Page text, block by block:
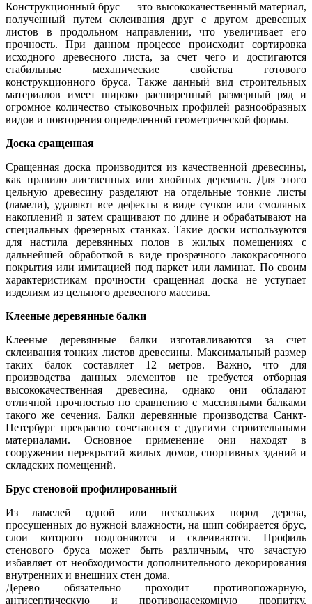
Конструкционный брус — это высококачественный материал,
полученный путем склеивания друг с другом древесных
листов в продольном направлении, что увеличивает его
прочность. При данном процессе происходит сортировка
исходного древесного листа, за счет чего и достигаются
стабильные механические свойства готового
конструкционного бруса. Также данный вид строительных
материалов имеет широко расширенный размерный ряд и
огромное количество стыковочных профилей разнообразных
видов и повторения определенной геометрической формы.
Доска сращенная
Сращенная доска производится из качественной древесины,
как правило лиственных или хвойных деревьев. Для этого
цельную древесину разделяют на отдельные тонкие листы
(ламели), удаляют все дефекты в виде сучков или смоляных
накоплений и затем сращивают по длине и обрабатывают на
специальных фрезерных станках. Такие доски используются
для настила деревянных полов в жилых помещениях с
дальнейшей обработкой в виде прозрачного лакокрасочного
покрытия или имитацией под паркет или ламинат. По своим
характеристикам прочности сращенная доска не уступает
изделиям из цельного древесного массива.
Клееные деревянные балки
Клееные деревянные балки изготавливаются за счет
склеивания тонких листов древесины. Максимальный размер
таких балок составляет 12 метров. Важно, что для
производства данных элементов не требуется отборная
высококачественная древесина, однако они обладают
отличной прочностью по сравнению с массивными балками
такого же сечения. Балки деревянные производства Санкт-
Петербург прекрасно сочетаются с другими строительными
материалами. Основное применение они находят в
сооружении перекрытий жилых домов, спортивных зданий и
складских помещений.
Брус стеновой профилированный
Из ламелей одной или нескольких пород дерева,
просушенных до нужной влажности, на шип собирается брус,
слои которого подгоняются и склеиваются. Профиль
стенового бруса может быть различным, что зачастую
избавляет от необходимости дополнительного декорирования
внутренних и внешних стен дома.
Дерево обязательно проходит противопожарную,
антисептическую и противонасекомную пропитку.